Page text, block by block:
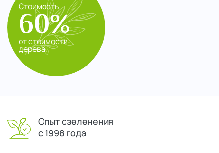
Стоимость
60%
от стоимости
дерева
Опыт озеленения
с 1998 года